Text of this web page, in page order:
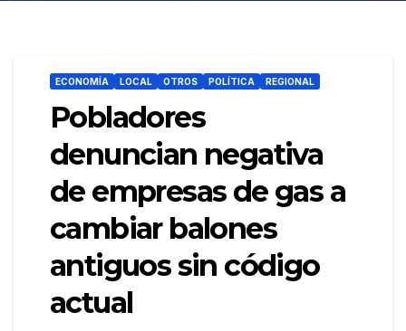
ECONOMÍA LOCAL OTROS POLÍTICA REGIONAL
Pobladores
denuncian negativa
de empresas de gas a
cambiar balones
antiguos sin código
actual